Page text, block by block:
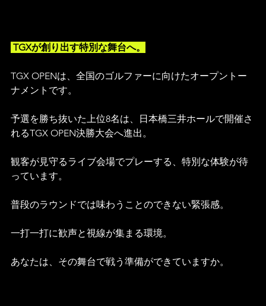
TGXが創り出す特別な舞台へ。
TGX OPENは、全国のゴルファーに向けたオープントー
ナメントです。
予選を勝ち抜いた上位8名は、日本橋三井ホールで開催さ
れるTGX OPEN決勝大会へ進出。
観客が見守るライブ会場でプレーする、特別な体験が待
っています。
普段のラウンドでは味わうことのできない緊張感。
一打一打に歓声と視線が集まる環境。
あなたは、その舞台で戦う準備ができていますか。